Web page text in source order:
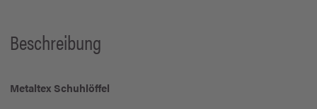
Beschreibung
Metaltex Schuhlöffel